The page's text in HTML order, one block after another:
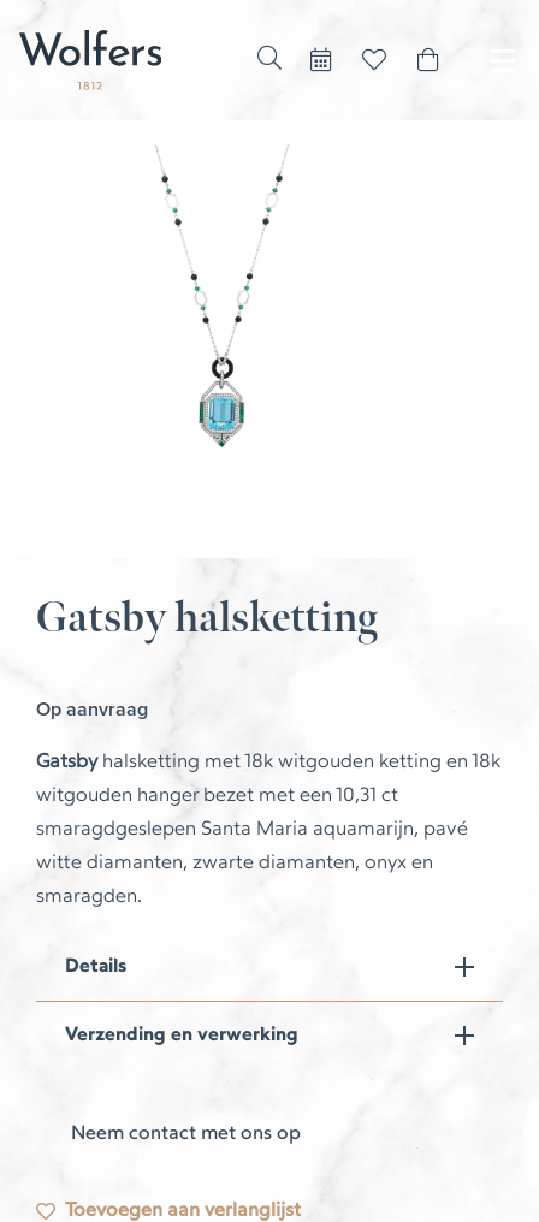
Gatsby halsketting
Op aanvraag
Gatsbyhalsketting met 18k witgouden ketting en 18k
witgouden hanger bezet met een 10,31 ct
smaragdgeslepen Santa Maria aquamarijn, pavé
witte diamanten, zwarte diamanten, onyx en
smaragden.
Details
Verzending en verwerking
Neem contact met ons op
Toevoegen aan verlanglijst